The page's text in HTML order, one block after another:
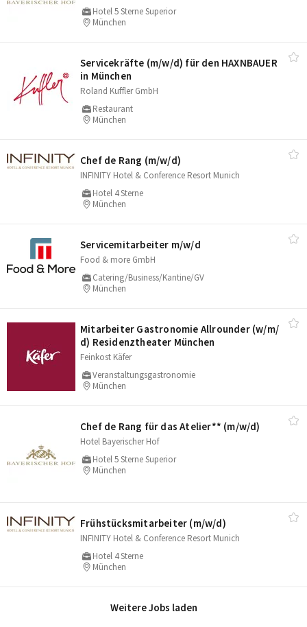
Hotel 5 Sterne Superior
München
Servicekräfte (m/​w/​d) für den HAXNBAUER
in München
Roland Kuffler GmbH
Restaurant
München
Chef de Rang (m/​w/​d)
INFINITY Hotel & Conference Resort Munich
Hotel 4 Sterne
München
Servicemitarbeiter m/​w/​d
Food & more GmbH
Catering/Business/Kantine/GV
München
Mitarbeiter Gastronomie Allrounder (w/​m/​
d) Residenztheater München
Feinkost Käfer
Veranstaltungsgastronomie
München
Chef de Rang für das Atelier** (m/​w/​d)
Hotel Bayerischer Hof
Hotel 5 Sterne Superior
München
Frühstücksmitarbeiter (m/​w/​d)
INFINITY Hotel & Conference Resort Munich
Hotel 4 Sterne
München
Weitere Jobs laden